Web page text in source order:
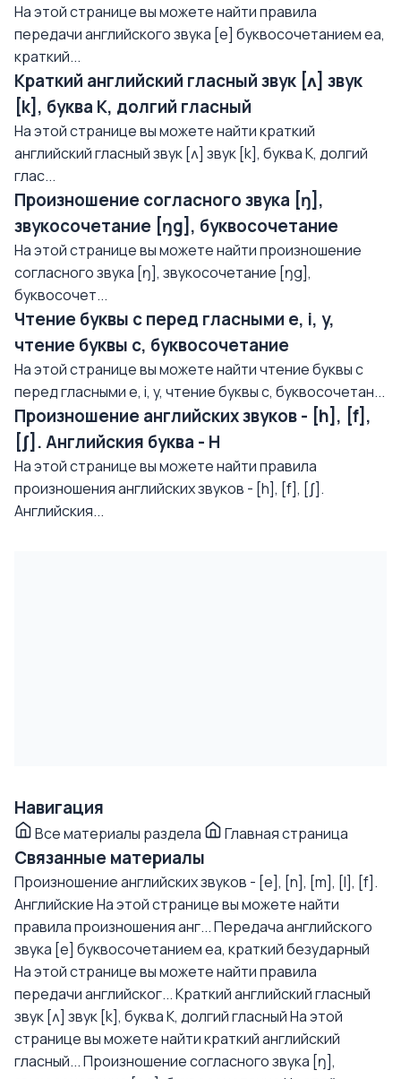
На этой странице вы можете найти правила
передачи английского звука [e] буквосочетанием еа,
краткий...
Краткий английский гласный звук [ʌ] звук
[k], буква K, долгий гласный
На этой странице вы можете найти краткий
английский гласный звук [ʌ] звук [k], буква K, долгий
глас...
Произношение согласного звука [ŋ],
звукосочетание [ŋg], буквосочетание
На этой странице вы можете найти произношение
согласного звука [ŋ], звукосочетание [ŋg],
буквосочет...
Чтение буквы с перед гласными e, i, y,
чтение буквы с, буквосочетание
На этой странице вы можете найти чтение буквы с
перед гласными e, i, y, чтение буквы с, буквосочетан...
Произношение английских звуков - [h], [f],
[ʃ]. Английския буква - H
На этой странице вы можете найти правила
произношения английских звуков - [h], [f], [ʃ].
Английския...
Навигация
Все материалы раздела Главная страница
Связанные материалы
Произношение английских звуков - [e], [n], [m], [l], [f].
АнглийскиеНа этой странице вы можете найти
правила произношения анг...Передача английского
звука [e] буквосочетанием еа, краткий безударный
На этой странице вы можете найти правила
передачи английског...Краткий английский гласный
звук [ʌ] звук [k], буква K, долгий гласныйНа этой
странице вы можете найти краткий английский
гласный...Произношение согласного звука [ŋ],